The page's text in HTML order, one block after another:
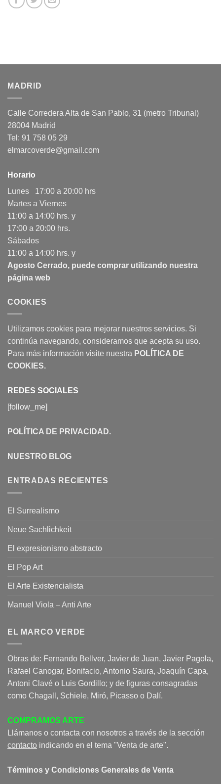
MADRID
Calle Corredera Alta de San Pablo, 31 (metro Tribunal)
28004 Madrid
Tel: 91 758 05 29
elmarcoverde@gmail.com
Horario
Lunes 17:00 a 20:00 hrs
Martes a Viernes
11:00 a 14:00 hrs. y
17:00 a 20:00 hrs.
Sábados
11:00 a 14:00 hrs. y
Agosto Cerrado, puede comprar utilizando nuestra
página web
COOKIES
Utilizamos cookies para mejorar nuestros servicios. Si
continúa navegando, consideramos que acepta su uso.
Para más información visite nuestra POLÍTICA DE
COOKIES.
REDES SOCIALES
[follow_me]
POLÍTICA DE PRIVACIDAD.
NUESTRO BLOG
ENTRADAS RECIENTES
El Surrealismo
Neue Sachlichkeit
El expresionismo abstracto
El Pop Art
El Arte Existencialista
Manuel Viola – Anti Arte
EL MARCO VERDE
Obras de: Fernando Bellver, Javier de Juan, Javier Pagola,
Rafael Canogar, Bonifacio, Antonio Saura, Joaquín Capa,
Antoni Clavé o Luis Gordillo; y de figuras consagradas
como Chagall, Schiele, Miró, Picasso o Dalí.
COMPRAMOS ARTE
Llámanos o contacta con nosotros a través de la sección
contacto indicando en el tema "Venta de arte".
Términos y Condiciones Generales de Venta